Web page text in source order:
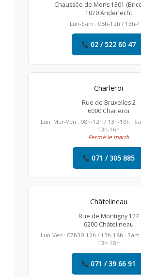
Chaussée de Mons 1301
1070 Anderlecht
Lun-Sam : 08h-12h / 13h-
02 / 522 60 47
Charleroi
Rue de Bruxelles 2
6000 Charleroi
Lun, Mer-Ven : 08h-12h / 13h-18h ·
13h-16h
Fermé le mardi
071 / 305 885
Châtelineau
Rue de Montigny 127
6200 Châtelineau
Lun-Ven : 07h30-12h / 13h-18h ·
13h-18h
071 / 39 66 91